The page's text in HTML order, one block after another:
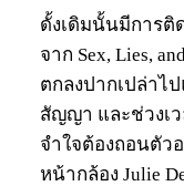
ดั้งเดิมนั้นมีการติ
จาก Sex, Lies,
ตกลงปากเปล่าไ
สัญญา และช่วงเว
จำใจต้องถอนตัว
หน้ากล้อง Julie